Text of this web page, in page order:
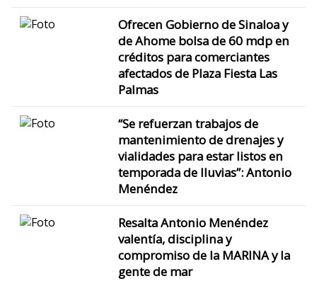
Ofrecen Gobierno de Sinaloa y
de Ahome bolsa de 60 mdp en
créditos para comerciantes
afectados de Plaza Fiesta Las
Palmas
“Se refuerzan trabajos de
mantenimiento de drenajes y
vialidades para estar listos en
temporada de lluvias”: Antonio
Menéndez
Resalta Antonio Menéndez
valentía, disciplina y
compromiso de la MARINA y la
gente de mar